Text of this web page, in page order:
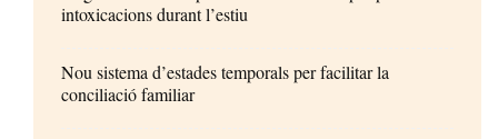
intoxicacions durant l’estiu
Nou sistema d’estades temporals per facilitar la
conciliació familiar